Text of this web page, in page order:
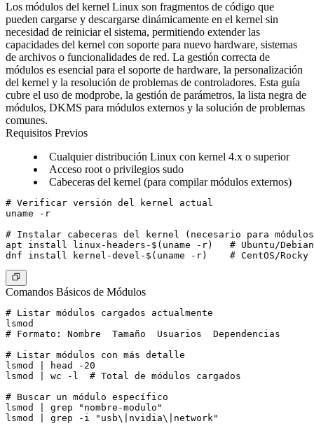
Los módulos del kernel Linux son fragmentos de código que
pueden cargarse y descargarse dinámicamente en el kernel sin
necesidad de reiniciar el sistema, permitiendo extender las
capacidades del kernel con soporte para nuevo hardware, sistemas
de archivos o funcionalidades de red. La gestión correcta de
módulos es esencial para el soporte de hardware, la personalización
del kernel y la resolución de problemas de controladores. Esta guía
cubre el uso de modprobe, la gestión de parámetros, la lista negra de
módulos, DKMS para módulos externos y la solución de problemas
comunes.
Requisitos Previos
Cualquier distribución Linux con kernel 4.x o superior
Acceso root o privilegios sudo
Cabeceras del kernel (para compilar módulos externos)
# Verificar versión del kernel actual
uname -r
# Instalar cabeceras del kernel (necesario para módulos
apt install linux-headers-$(uname -r)   # Ubuntu/Debian
Comandos Básicos de Módulos
# Listar módulos cargados actualmente
lsmod
# Formato: Nombre  Tamaño  Usuarios  Dependencias
# Listar módulos con más detalle
lsmod | head -20
lsmod | wc -l  # Total de módulos cargados
# Buscar un módulo específico
lsmod | grep "nombre-modulo"
lsmod | grep -i "usb\|nvidia\|network"